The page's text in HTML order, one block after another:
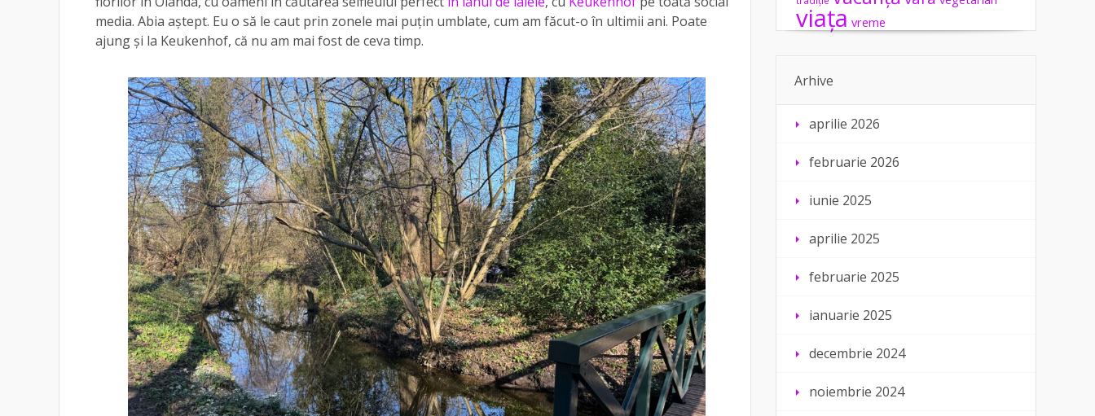
media. Abia aștept. Eu o să le caut prin zonele mai puțin umblate, cum am făcut-o în ultimii ani. Poate
ajung și la Keukenhof, că nu am mai fost de ceva timp.
viața vreme
Arhive
aprilie 2026
februarie 2026
iunie 2025
aprilie 2025
februarie 2025
ianuarie 2025
decembrie 2024
noiembrie 2024